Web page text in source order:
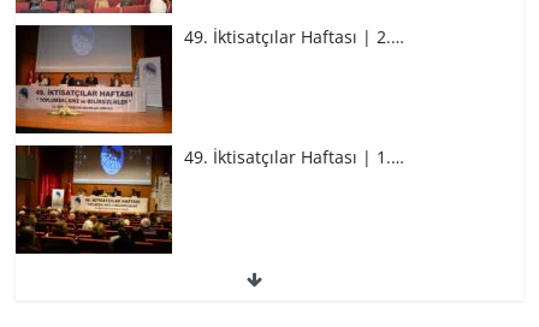
49. İktisatçılar Haftası | 2.…
49. İktisatçılar Haftası | 1.…
49. İktisatçılar Haftası | 1.…